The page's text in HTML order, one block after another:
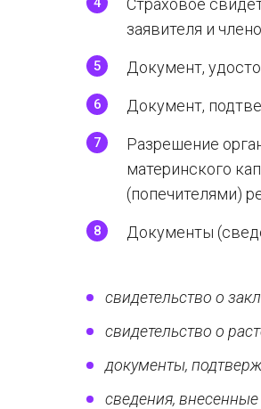
Страховое
заявителя и
Документ,
Документ,
Разрешение
материнского
(попечителями)
Документы
свидетельство о
свидетельство о
документы,
сведения,